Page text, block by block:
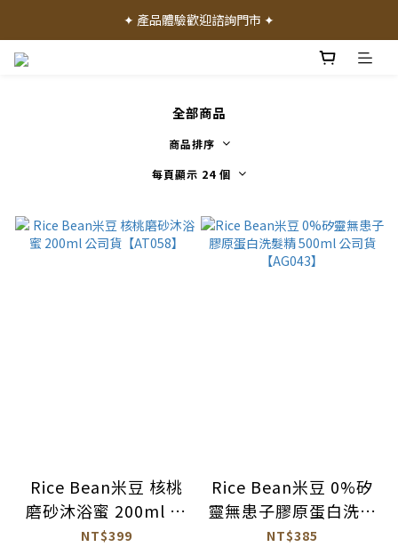
✦ 加入會員就送 50 元購物禮金 ✦
✦ 產品體驗歡迎諮詢門市 ✦
全部商品
商品排序
每頁顯示 24 個
Rice Bean米豆 核桃
磨砂沐浴蜜 200ml 公
司貨【AT058】
NT$399
Rice Bean米豆 0%矽
靈無患子膠原蛋白洗髮
精 500ml 公司貨
NT$385